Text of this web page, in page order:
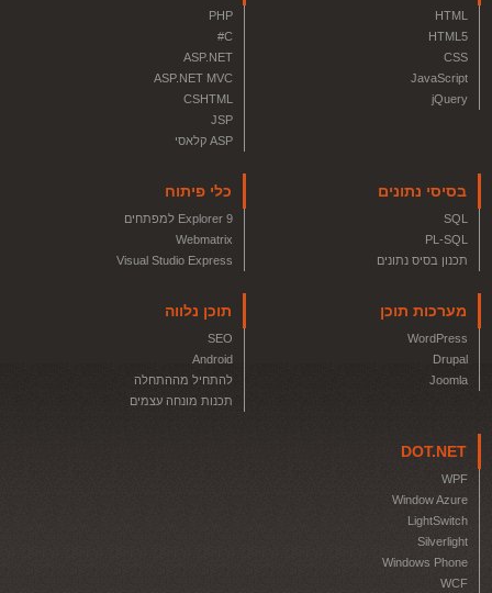
HTML
HTML5
CSS
JavaScript
jQuery
PHP
C#
ASP.NET
ASP.NET MVC
CSHTML
JSP
ASP קלאסי
בסיסי נתונים
SQL
PL-SQL
תכנון בסיס נתונים
כלי פיתוח
Explorer 9 למפתחים
Webmatrix
Visual Studio Express
מערכות תוכן
WordPress
Drupal
Joomla
תוכן נלווה
SEO
Android
להתחיל מההתחלה
תכנות מונחה עצמים
DOT.NET
WPF
Window Azure
LightSwitch
Silverlight
Windows Phone
WCF